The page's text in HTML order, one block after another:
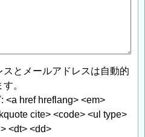
スとメールアドレスは自動的
。
<a href hreflang> <em>
cite> <code> <ul type>
<dt> <dd>